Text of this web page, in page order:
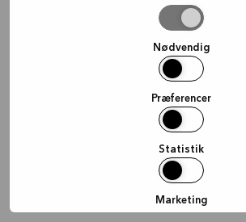
Nødvendig
Præferencer
Statistik
Marketing